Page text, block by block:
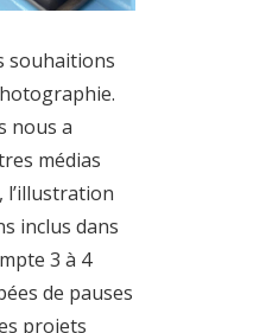
souhaitions
nous a
médias
l’illustration
inclus dans
3 à 4
de pauses
projets